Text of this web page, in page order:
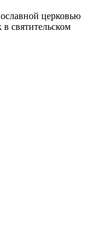
церковью
святительском